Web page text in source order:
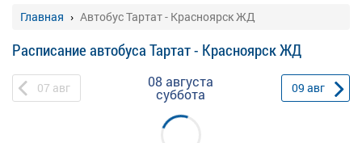
Главная Автобус Тартат - Красноярск ЖД
Расписание автобуса Тартат - Красноярск ЖД
07 авг 08 августа
суббота 09 авг